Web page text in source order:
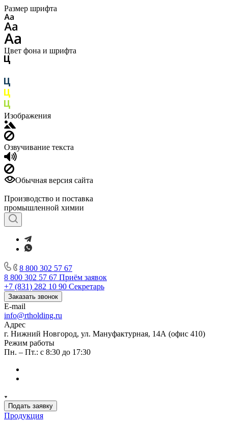
Размер шрифта
Цвет фона и шрифта
Изображения
Озвучивание текста
Обычная версия сайта
Производство и поставка
промышленной химии
8 800 302 57 67
8 800 302 57 67 Приём заявок
+7 (831) 282 10 90 Секретарь
Заказать звонок
E-mail
info@rtholding.ru
Адрес
г. Нижний Новгород, ул. Мануфактурная, 14А (офис 410)
Режим работы
Пн. – Пт.: с 8:30 до 17:30
Подать заявку
Продукция